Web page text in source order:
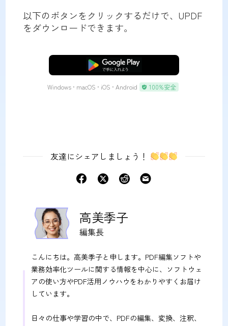
以下のボタンをクリックするだけで、UPDF
をダウンロードできます。
無料ダウンロード
Windows • macOS • iOS • Android 100%安全
友達にシェアしましょう！
高美季子
編集長
こんにちは。高美季子と申します。PDF編集ソフトや
業務効率化ツールに関する情報を中心に、ソフトウェ
アの使い方やPDF活用ノウハウをわかりやすくお届け
しています。
日々の仕事や学習の中で、PDFの編集、変換、注釈、